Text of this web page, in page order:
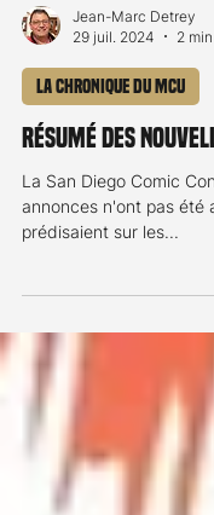
Jean-Marc Detrey
29 juil. 2024
2 min
La chronique du MCU
Résumé des
La San Diego Comic